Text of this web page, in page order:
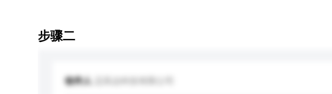
步骤二
收件人